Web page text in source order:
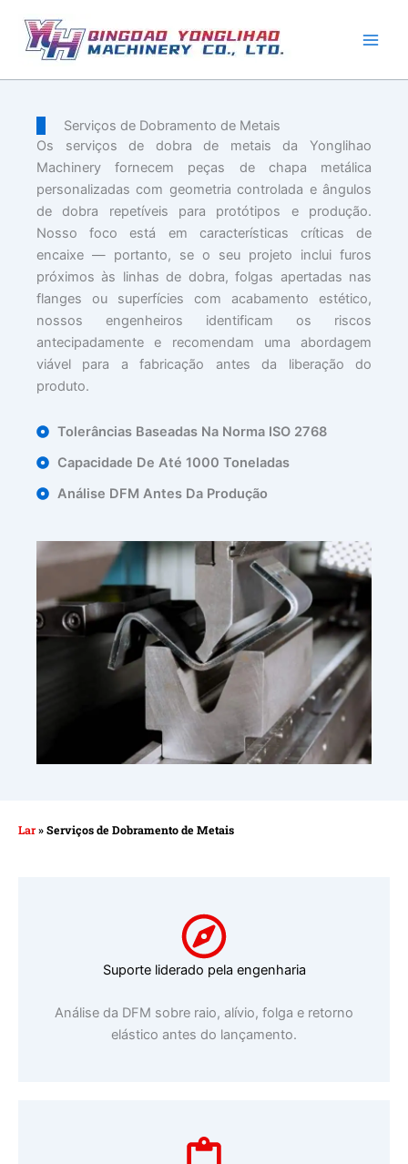
para
conteúdo
Serviços de Dobramento de Metais
Os serviços de dobra de metais da Yonglihao
Machinery fornecem peças de chapa metálica
personalizadas com geometria controlada e ângulos
de dobra repetíveis para protótipos e produção.
Nosso foco está em características críticas de
encaixe — portanto, se o seu projeto inclui furos
próximos às linhas de dobra, folgas apertadas nas
flanges ou superfícies com acabamento estético,
nossos engenheiros identificam os riscos
antecipadamente e recomendam uma abordagem
viável para a fabricação antes da liberação do
produto.
Tolerâncias Baseadas Na Norma ISO 2768
Capacidade De Até 1000 Toneladas
Análise DFM Antes Da Produção
Lar»Serviços de Dobramento de Metais
Suporte liderado pela engenharia
Análise da DFM sobre raio, alívio, folga e retorno
elástico antes do lançamento.